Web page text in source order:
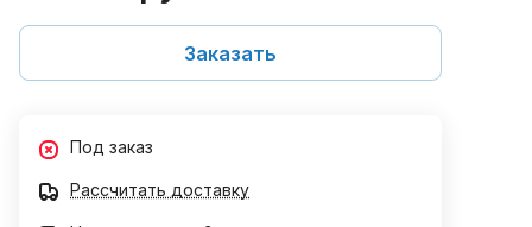
Заказать
Под заказ
Рассчитать доставку